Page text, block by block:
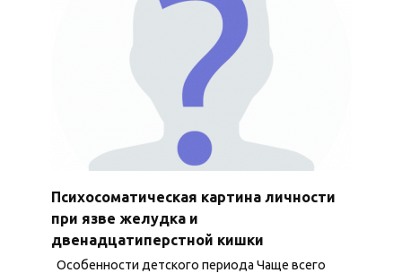
Психосоматическая картина личности
при язве желудка и
двенадцатиперстной кишки
Особенности детского периода Чаще всего